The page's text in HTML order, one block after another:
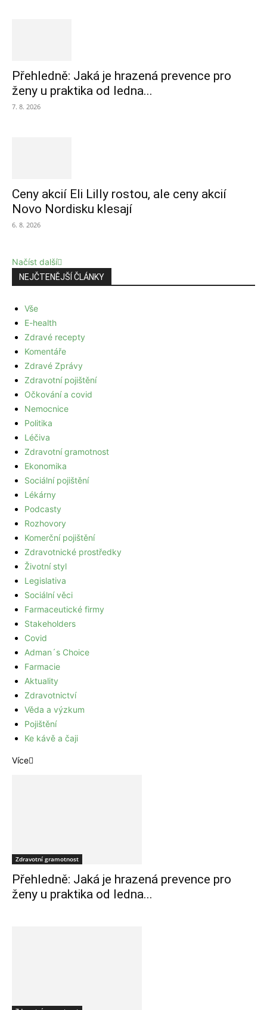
Přehledně: Jaká je hrazená prevence pro
ženy u praktika od ledna...
7. 8. 2026
Ceny akcií Eli Lilly rostou, ale ceny akcií
Novo Nordisku klesají
6. 8. 2026
Načíst další
NEJČTENĚJŠÍ ČLÁNKY
Vše
E-health
Zdravé recepty
Komentáře
Zdravé Zprávy
Zdravotní pojištění
Očkování a covid
Nemocnice
Politika
Léčiva
Zdravotní gramotnost
Ekonomika
Sociální pojištění
Lékárny
Podcasty
Rozhovory
Komerční pojištění
Zdravotnické prostředky
Životní styl
Legislativa
Sociální věci
Farmaceutické firmy
Stakeholders
Covid
Adman´s Choice
Farmacie
Aktuality
Zdravotnictví
Věda a výzkum
Pojištění
Ke kávě a čaji
Více
Zdravotní gramotnost
Přehledně: Jaká je hrazená prevence pro
ženy u praktika od ledna...